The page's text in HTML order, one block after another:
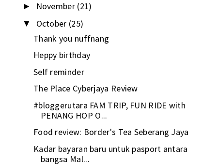
► November (21)
▼ October (25)
Thank you nuffnang
Heppy birthday
Self reminder
The Place Cyberjaya Review
#bloggerutara FAM TRIP, FUN RIDE with
PENANG HOP O...
Food review: Border's Tea Seberang Jaya
Kadar bayaran baru untuk pasport antara
bangsa Mal...